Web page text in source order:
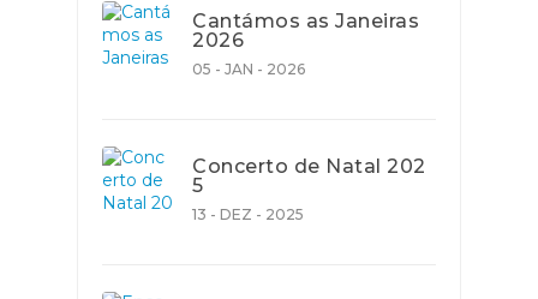
Cantámos as Janeiras
2026
05 - JAN - 2026
Concerto de Natal 202
5
13 - DEZ - 2025